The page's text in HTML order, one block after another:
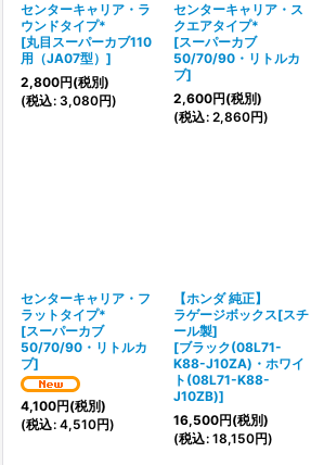
センターキャリア・ラ
ウンドタイプ*
[丸目スーパーカブ110
用（JA07型） ]
2,800円(税別)
(税込: 3,080円)
センターキャリア・ス
クエアタイプ*
[スーパーカブ
50/70/90・リトルカ
ブ]
2,600円(税別)
(税込: 2,860円)
センターキャリア・フ
ラットタイプ*
[スーパーカブ
50/70/90・リトルカ
ブ]
4,100円(税別)
(税込: 4,510円)
【ホンダ 純正】
ラゲージボックス[スチ
ール製]
[ブラック(08L71-
K88-J10ZA)・ホワイ
ト(08L71-K88-
J10ZB)]
16,500円(税別)
(税込: 18,150円)